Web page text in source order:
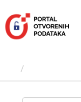
sadržaj